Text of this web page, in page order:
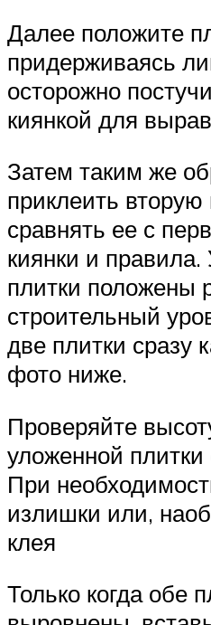
Далее положите
придерживаясь
осторожно
киянкой для
Затем таким же
приклеить вторую
сравнять ее с
киянки и правила.
плитки положены
строительный
две плитки сразу
фото ниже.
Проверяйте
уложенной
При
излишки или,
клея
Только когда обе